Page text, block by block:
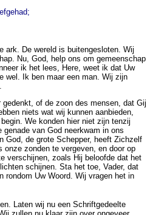
ark. De wereld is buitengesloten. Wij
Nu, God, help ons om gemeenschap
ik het lees, Here, weet ik dat Uw
wel. Ik ben maar een man. Wij zijn
of de zoon des mensen, dat Gij
niets wat wij kunnen aanbieden,
We konden hier niet zijn tenzij
van God neerkwam in ons
God, de grote Schepper, heeft Zichzelf
onze zonden te vergeven, en door op
verschijnen, zoals Hij beloofde dat het
schijnen. Sta het toe, Vader, dat
rondom Uw Woord. Wij vragen het in
Laten wij nu een Schriftgedeelte